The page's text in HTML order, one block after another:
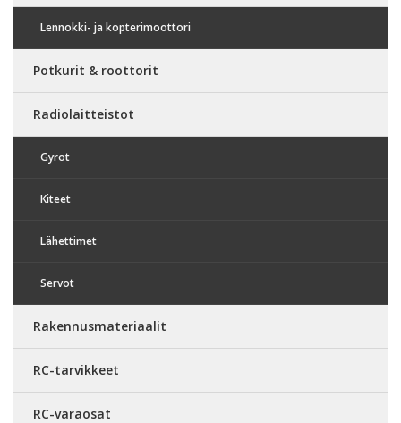
Lennokki- ja kopterimoottori
Potkurit & roottorit
Radiolaitteistot
Gyrot
Kiteet
Lähettimet
Servot
Rakennusmateriaalit
RC-tarvikkeet
RC-varaosat